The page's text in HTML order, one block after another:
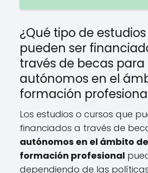
¿Qué tipo de
pueden ser
través de becas para
autónomos en el
formación
Los estudios o cursos que
financiados a través de
autónomos en el ámbito
formación profesional
dependiendo de las